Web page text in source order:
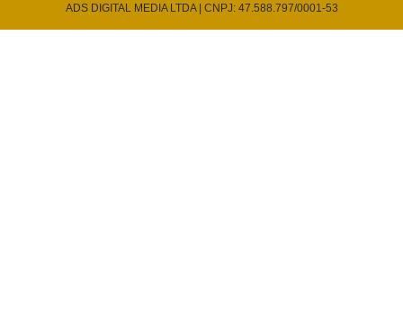
ADS DIGITAL MEDIA LTDA | CNPJ: 47.588.797/0001-53